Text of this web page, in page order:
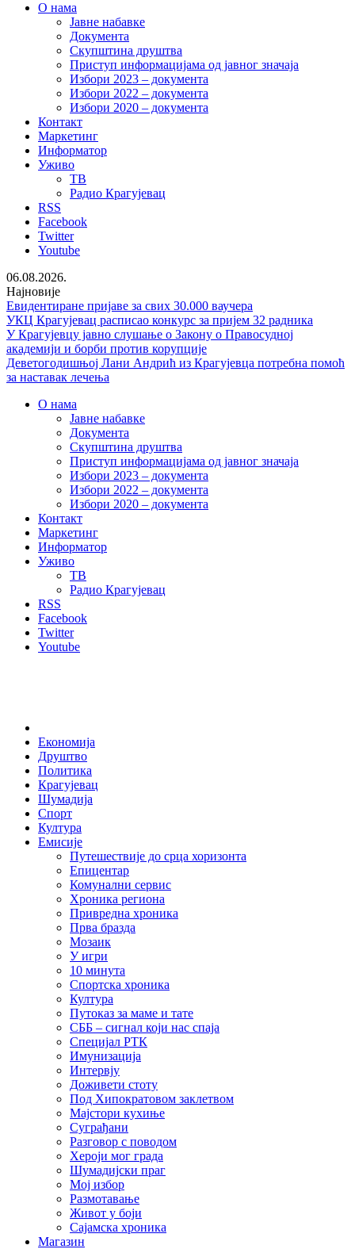
О нама
Јавне набавке
Документа
Скупштина друштва
Приступ информацијама од јавног значаја
Избори 2023 – документа
Избори 2022 – документа
Избори 2020 – документа
Контакт
Маркетинг
Информатор
Уживо
ТВ
Радио Крагујевац
RSS
Facebook
Twitter
Youtube
06.08.2026.
Најновије
Евидентиране пријаве за свих 30.000 ваучера
УКЦ Крагујевац расписао конкурс за пријем 32 радника
У Крагујевцу јавно слушање о Закону о Правосудној
академији и борби против корупције
Деветогодишњој Лани Андрић из Крагујевца потребна помоћ
за наставак лечења
О нама
Јавне набавке
Документа
Скупштина друштва
Приступ информацијама од јавног значаја
Избори 2023 – документа
Избори 2022 – документа
Избори 2020 – документа
Контакт
Маркетинг
Информатор
Уживо
ТВ
Радио Крагујевац
RSS
Facebook
Twitter
Youtube
Економија
Друштво
Политика
Крагујевац
Шумадија
Спорт
Култура
Емисије
Путешествије до срца хоризонта
Епицентар
Комунални сервис
Хроника региона
Привредна хроника
Прва бразда
Мозаик
У игри
10 минута
Спортска хроника
Култура
Путоказ за маме и тате
СББ – сигнал који нас спаја
Специјал РТК
Имунизација
Интервју
Доживети стоту
Под Хипократовом заклетвом
Мајстори кухиње
Суграђани
Разговор с поводом
Хероји мог града
Шумадијски праг
Мој избор
Размотавање
Живот у боји
Сајамска хроника
Магазин